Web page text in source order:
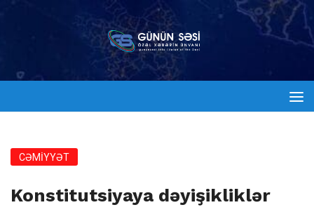
CƏMİYYƏT
Konstitutsiyaya dəyişikliklər